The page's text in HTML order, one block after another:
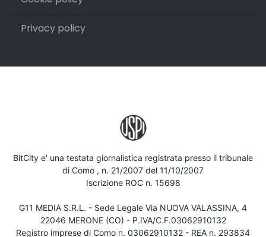
Privacy policy
BitCity e' una testata giornalistica registrata presso il tribunale
di Como , n. 21/2007 del 11/10/2007
Iscrizione ROC n. 15698
G11 MEDIA S.R.L. - Sede Legale Via NUOVA VALASSINA, 4
22046 MERONE (CO) - P.IVA/C.F.03062910132
Registro imprese di Como n. 03062910132 - REA n. 293834